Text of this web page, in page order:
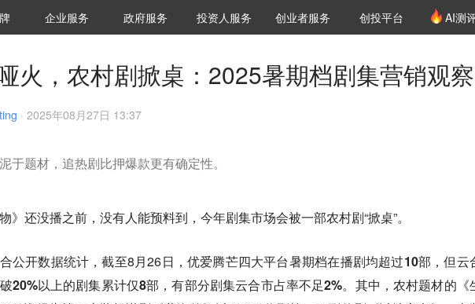
36Kr研究院
企业服务 城市之窗
政府服务 VClub投资机构库
投资机构职位推介
投资人服务 创投氪堂
创业者服务 创投平台 AI测
火，农村剧掀桌：2025暑期档剧集营销观察
· 2025年08月27日 13:37
于题材，追热剧比押爆款更有确定性。
》还没播之前，没有人能预料到，今年剧集市场会被一部农村剧“掀桌”。
公开数据统计，截至8月26日， 优爱腾芒四大平台暑期档在播剧均超过10部，但云
20%以上的剧集累计仅8部，有部分剧集云合市占率不足2%。其中，农村题材的《